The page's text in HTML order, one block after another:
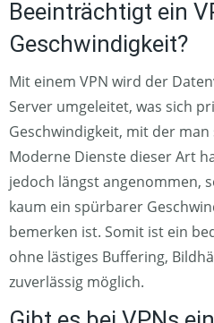
Beeinträchtigt ein
Geschwindigkeit?
Mit einem VPN wird der
Server umgeleitet, was sich
Geschwindigkeit, mit der
Moderne Dienste dieser Art
jedoch längst angenommen,
kaum ein spürbarer
bemerken ist. Somit ist ein
ohne lästiges Buffering,
zuverlässig möglich.